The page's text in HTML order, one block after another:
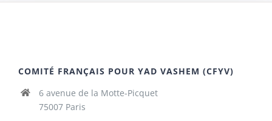
COMITÉ FRANÇAIS POUR YAD VASHEM (CFYV)
6 avenue de la Motte-Picquet
75007 Paris